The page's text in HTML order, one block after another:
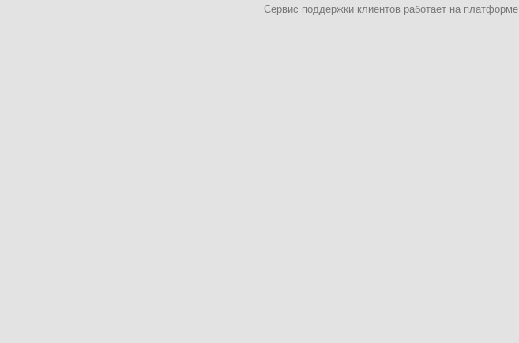
Сервис поддержки клиентов работает на платформе